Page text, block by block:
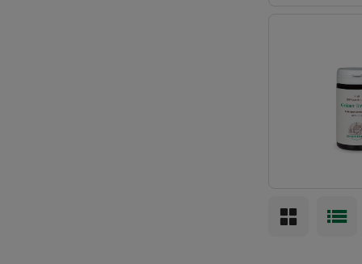
möglichst
Dritte wie z.B.